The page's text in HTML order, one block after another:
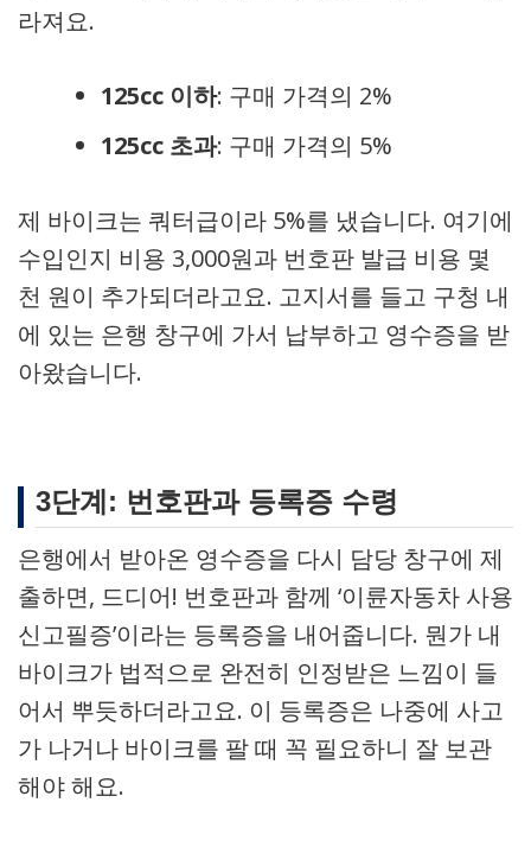
라져요.
125cc 이하: 구매 가격의 2%
125cc 초과: 구매 가격의 5%
제 바이크는 쿼터급이라 5%를 냈습니다. 여기에
수입인지 비용 3,000원과 번호판 발급 비용 몇
천 원이 추가되더라고요. 고지서를 들고 구청 내
에 있는 은행 창구에 가서 납부하고 영수증을 받
아왔습니다.
3단계: 번호판과 등록증 수령
은행에서 받아온 영수증을 다시 담당 창구에 제
출하면, 드디어! 번호판과 함께 ‘이륜자동차 사용
신고필증’이라는 등록증을 내어줍니다. 뭔가 내
바이크가 법적으로 완전히 인정받은 느낌이 들
어서 뿌듯하더라고요. 이 등록증은 나중에 사고
가 나거나 바이크를 팔 때 꼭 필요하니 잘 보관
해야 해요.